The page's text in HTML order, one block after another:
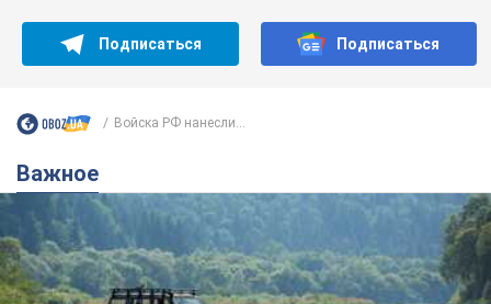
Подписаться Подписаться
Войска РФ нанесли...
Важное